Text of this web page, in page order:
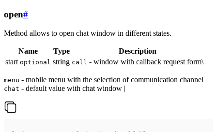
open#
Method allows to open chat window in different states.
Name Type
Description
start optional string call - window with callback request form\
menu - mobile menu with the selection of communication channel
chat - default value with chat window |